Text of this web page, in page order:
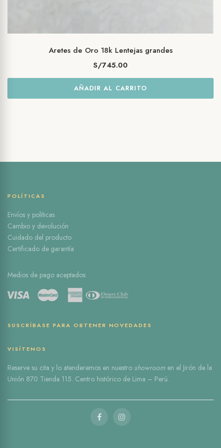
Aretes de Oro 18k Lentejas grandes
S/745.00
AÑADIR AL CARRITO
POLÍTICAS
Envíos y políticas
Cambio y devolución
Cuidado del producto
Certificado de garantía
Medios de pago aceptados:
SUSCRÍBASE PARA OBTENER NOVEDADES
VISÍTENOS
Reserve su cita y lo atenderemos en nuestro showroom en el Jirón de la
Unión 870 Tienda 115. Centro histórico de Lima – Perú.